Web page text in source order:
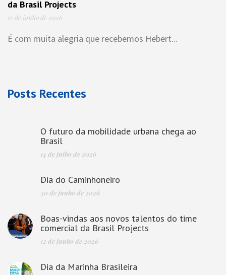
da Brasil Projects
12 de junho de 2026
É com muita alegria que recebemos Hebert...
Posts Recentes
O futuro da mobilidade urbana chega ao
Brasil
14 de julho de 2026
Dia do Caminhoneiro
30 de junho de 2026
Boas-vindas aos novos talentos do time
comercial da Brasil Projects
12 de junho de 2026
Dia da Marinha Brasileira